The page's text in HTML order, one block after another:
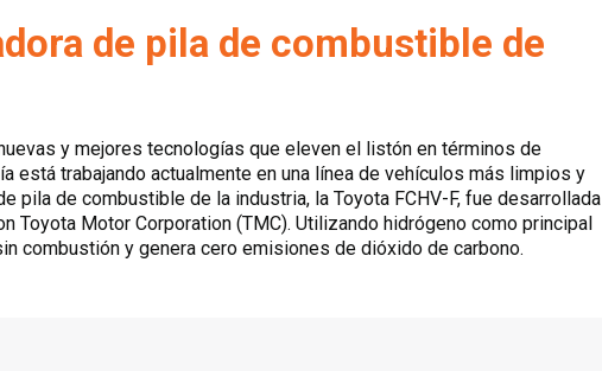
de pila de combustible de
y mejores tecnologías que eleven el listón en términos de
está trabajando actualmente en una línea de vehículos más limpios y
pila de combustible de la industria, la Toyota FCHV-F, fue desarrollada
Toyota Motor Corporation (TMC). Utilizando hidrógeno como principal
combustión y genera cero emisiones de dióxido de carbono.